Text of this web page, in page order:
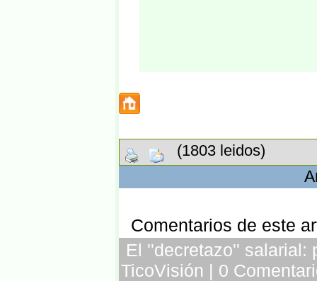
(1803 leidos)
Comentarios de este
El ''decretazo'' salarial:
TicoVisión | 0